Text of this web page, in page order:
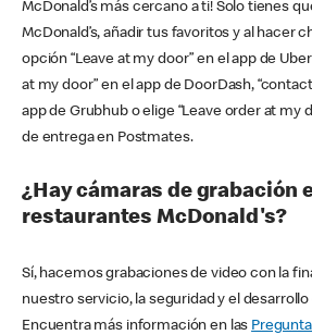
McDonald’s más cercano a ti! Solo tienes
McDonald’s, añadir tus favoritos y al hacer
opción “Leave at my door” en el app de
at my door” en el app de DoorDash,
app de Grubhub o elige “Leave order at my
de entrega en Postmates.
¿Hay cámaras de grabación
restaurantes McDonald's?
Sí, hacemos grabaciones de video con la
nuestro servicio, la seguridad y el
Encuentra más información en las